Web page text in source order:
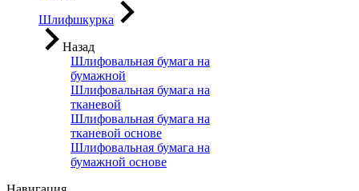
Шлифшкурка
Назад
Шлифовальная бумага на
бумажной
Шлифовальная бумага на
тканевой
Шлифовальная бумага на
тканевой основе
Шлифовальная бумага на
бумажной основе